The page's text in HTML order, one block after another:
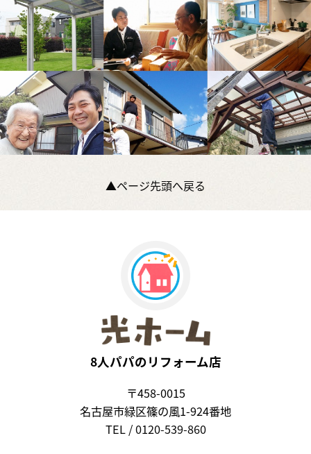
▲ページ先頭へ戻る
8人パパのリフォーム店
〒458-0015
名古屋市緑区篠の風1-924番地
TEL / 0120-539-860